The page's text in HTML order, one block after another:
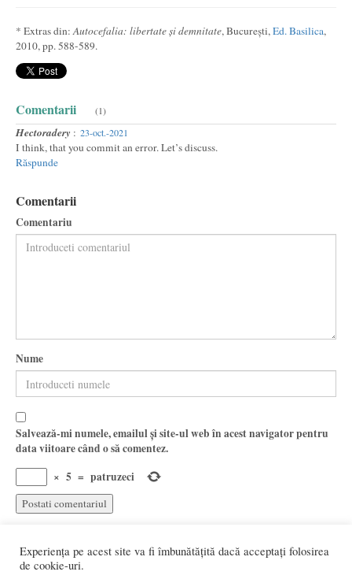
* Extras din:Autocefalia: libertate și demnitate, București,Ed. Basilica,
2010, pp. 588-589.
Comentarii (1)
Hectoradery : 23-oct.-2021
I think, that you commit an error. Let’s discuss.
Răspunde
Comentarii
Comentariu
Nume
Salvează-mi numele, emailul și site-ul web în acest navigator pentru
data viitoare când o să comentez.
× 5 = patruzeci
Experiența pe acest site va fi îmbunătățită dacă acceptați folosirea
de cookie-uri.